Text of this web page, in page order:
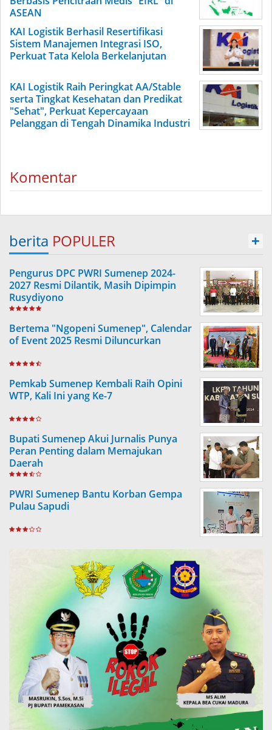
ASEAN
KAI Logistik Berhasil Resertifikasi
Sistem Manajemen Integrasi ISO,
Perkuat Tata Kelola Berkelanjutan
KAI Logistik Raih Peringkat AA/Stable
serta Tingkat Kesehatan dan Predikat
"Sehat", Perkuat Kepercayaan
Pelanggan di Tengah Dinamika Industri
Komentar
berita POPULER +
Pengurus DPC PWRI Sumenep 2024-
2027 Resmi Dilantik, Masih Dipimpin
Rusydiyono
Bertema "Ngopeni Sumenep", Calendar
of Event 2025 Resmi Diluncurkan
Pemkab Sumenep Kembali Raih Opini
WTP, Kali Ini yang Ke-7
Bupati Sumenep Akui Jurnalis Punya
Peran Penting dalam Memajukan
Daerah
PWRI Sumenep Bantu Korban Gempa
Pulau Sapudi